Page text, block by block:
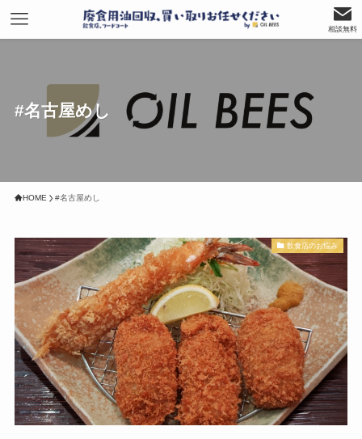
相談無料
#名古屋めし
HOME #名古屋めし
飲食店のお悩み